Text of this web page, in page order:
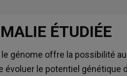
ÉTUDIÉE
génome offre la possibilité
le potentiel génétique